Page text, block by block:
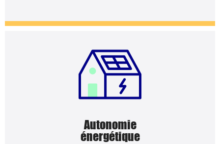
Autonomie
énergétique